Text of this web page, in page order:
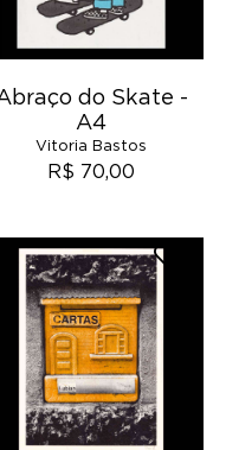
do Skate -
A4
Vitoria Bastos
R$ 70,00